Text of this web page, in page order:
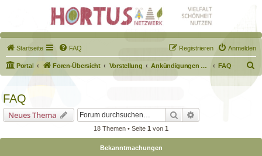
Startseite FAQ Anmelden
Registrieren
Portal Foren-Übersicht Vorstellung Ankündigungen & Fragen zum Forum FAQ
u
FAQ
Neues Thema Suche
18 Themen • Seite 1 von 1
Bekanntmachungen